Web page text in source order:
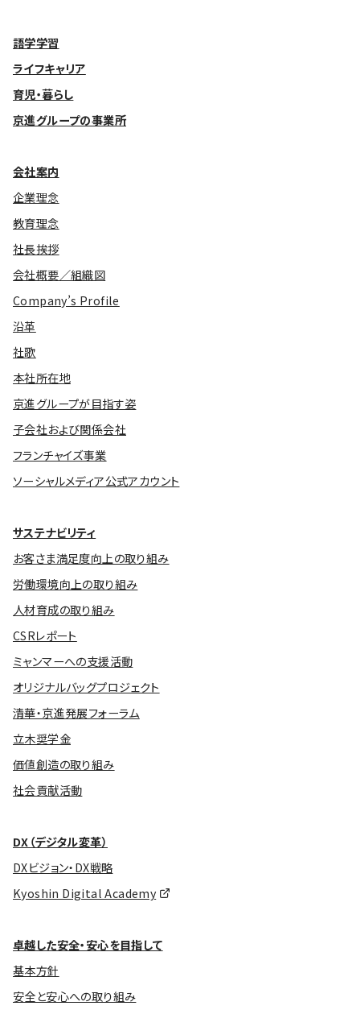
語学学習
ライフキャリア
育児・暮らし
京進グループの事業所
会社案内
企業理念
教育理念
社長挨拶
会社概要／組織図
Company’s Profile
沿革
社歌
本社所在地
京進グループが目指す姿
子会社および関係会社
フランチャイズ事業
ソーシャルメディア公式アカウント
サステナビリティ
お客さま満足度向上の取り組み
労働環境向上の取り組み
人材育成の取り組み
CSRレポート
ミャンマーへの支援活動
オリジナルバッグプロジェクト
清華・京進発展フォーラム
立木奨学金
価値創造の取り組み
社会貢献活動
DX（デジタル変革）
DXビジョン・DX戦略
Kyoshin Digital Academy
卓越した安全・安心を目指して
基本方針
安全と安心への取り組み